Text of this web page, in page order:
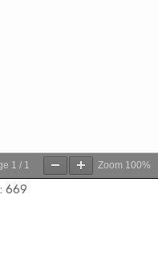
1 / 1 Zoom 100%
669